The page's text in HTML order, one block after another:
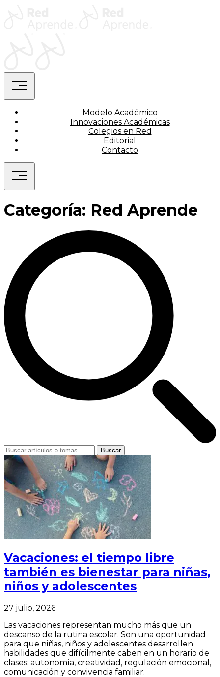
Modelo Académico
Innovaciones Académicas
Colegios en Red
Editorial
Contacto
Categoría: Red Aprende
Buscar
Vacaciones: el tiempo libre
también es bienestar para niñas,
niños y adolescentes
27 julio, 2026
Las vacaciones representan mucho más que un
descanso de la rutina escolar. Son una oportunidad
para que niñas, niños y adolescentes desarrollen
habilidades que difícilmente caben en un horario de
clases: autonomía, creatividad, regulación emocional,
comunicación y convivencia familiar.